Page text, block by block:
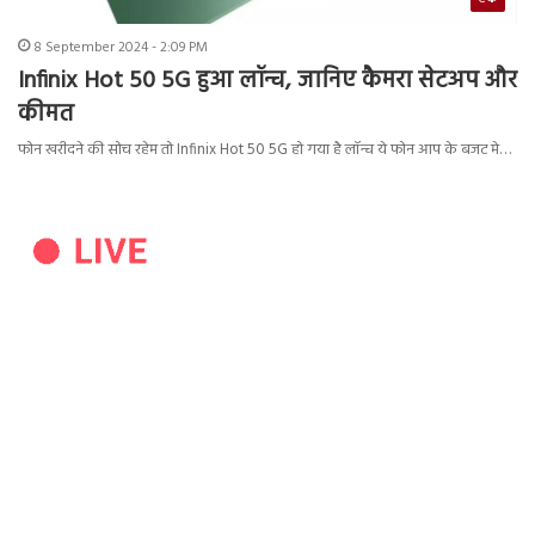
8 September 2024 - 2:09 PM
Infinix Hot 50 5G हुआ लॉन्च, जानिए कैमरा सेटअप और
कीमत
फोन खरीदने की सोच रहेम तो Infinix Hot 50 5G हो गया है लॉन्च ये फोन आप के बजट मे…